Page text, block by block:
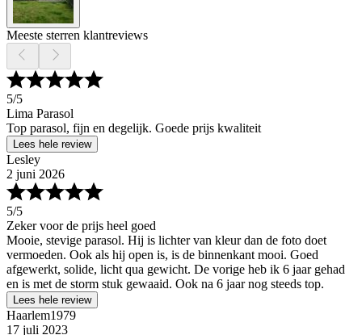
Meeste sterren klantreviews
5/5
Lima Parasol
Top parasol, fijn en degelijk. Goede prijs kwaliteit
Lees hele review
Lesley
2 juni 2026
5/5
Zeker voor de prijs heel goed
Mooie, stevige parasol. Hij is lichter van kleur dan de foto doet
vermoeden. Ook als hij open is, is de binnenkant mooi. Goed
afgewerkt, solide, licht qua gewicht. De vorige heb ik 6 jaar gehad
en is met de storm stuk gewaaid. Ook na 6 jaar nog steeds top.
Lees hele review
Haarlem1979
17 juli 2023